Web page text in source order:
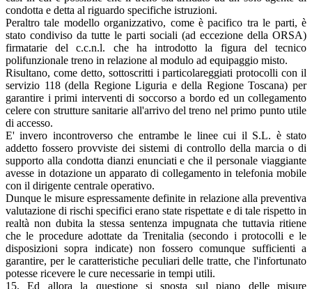
condotta e detta al riguardo specifiche istruzioni.
Peraltro tale modello organizzativo, come è pacifico tra le parti, è
stato condiviso da tutte le parti sociali (ad eccezione della ORSA)
firmatarie del c.c.n.l. che ha introdotto la figura del tecnico
polifunzionale treno in relazione al modulo ad equipaggio misto.
Risultano, come detto, sottoscritti i particolareggiati protocolli con il
servizio 118 (della Regione Liguria e della Regione Toscana) per
garantire i primi interventi di soccorso a bordo ed un collegamento
celere con strutture sanitarie all'arrivo del treno nel primo punto utile
di accesso.
E' invero incontroverso che entrambe le linee cui il S.L. è stato
addetto fossero provviste dei sistemi di controllo della marcia o di
supporto alla condotta dianzi enunciati e che il personale viaggiante
avesse in dotazione un apparato di collegamento in telefonia mobile
con il dirigente centrale operativo.
Dunque le misure espressamente definite in relazione alla preventiva
valutazione di rischi specifici erano state rispettate e di tale rispetto in
realtà non dubita la stessa sentenza impugnata che tuttavia ritiene
che le procedure adottate da Trenitalia (secondo i protocolli e le
disposizioni sopra indicate) non fossero comunque sufficienti a
garantire, per le caratteristiche peculiari delle tratte, che l'infortunato
potesse ricevere le cure necessarie in tempi utili.
15. Ed allora la questione si sposta sul piano delle misure